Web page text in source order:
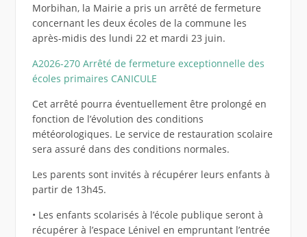
Morbihan, la Mairie a pris un arrêté de fermeture
concernant les deux écoles de la commune les
après-midis des lundi 22 et mardi 23 juin.
A2026-270 Arrêté de fermeture exceptionnelle des
écoles primaires CANICULE
Cet arrêté pourra éventuellement être prolongé en
fonction de l’évolution des conditions
météorologiques. Le service de restauration scolaire
sera assuré dans des conditions normales.
Les parents sont invités à récupérer leurs enfants à
partir de 13h45.
• Les enfants scolarisés à l’école publique seront à
récupérer à l’espace Lénivel en empruntant l’entrée